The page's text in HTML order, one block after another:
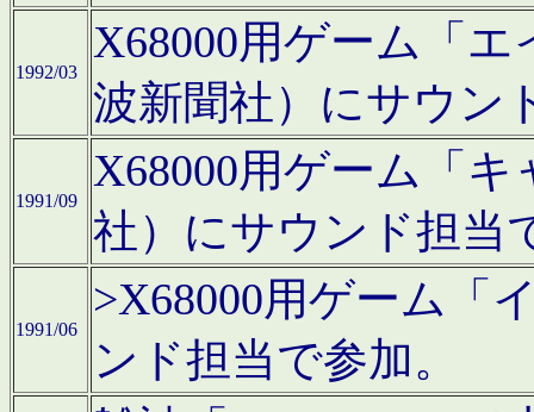
1992/03
X68000用ゲーム「
波新聞社）にサウン
1991/09
X68000用ゲーム「
社）にサウンド担当
1991/06
>X68000用ゲーム「
ンド担当で参加。